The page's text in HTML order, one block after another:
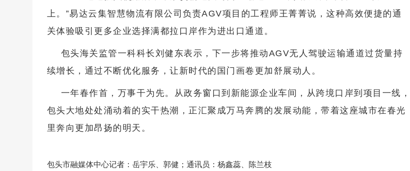
上。”易达云集智慧物流有限公司负责AGV项目的工程师王菁菁说，这种高效便捷的通
关体验吸引更多企业选择满都拉口岸作为进出口通道。
包头海关监管一科科长刘健东表示，下一步将推动AGV无人驾驶运输通道过货量持
续增长，通过不断优化服务，让新时代的国门画卷更加舒展动人。
一年春作首，万事干为先。从政务窗口到新能源企业车间，从跨境口岸到项目一线，
包头大地处处涌动着的实干热潮，正汇聚成万马奔腾的发展动能，带着这座城市在春光
里奔向更加昂扬的明天。
包头市融媒体中心记者：岳宇乐、郭健；通讯员：杨鑫蕊、陈兰枝